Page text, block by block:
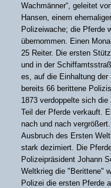
Wachmänner“, geleitet
Hansen, einem
Polizeiwache; die Pferde
übernommen. Einen
25 Reiter. Die ersten
und in der
es, auf die Einhaltung der
bereits 66 berittene
1873 verdoppelte sich
Teil der Pferde verkauft.
nach und nach
Ausbruch des Ersten
stark dezimiert. Die
Polizeipräsident Johann
Weltkrieg die "Berittene"
Polizei die ersten Pferde